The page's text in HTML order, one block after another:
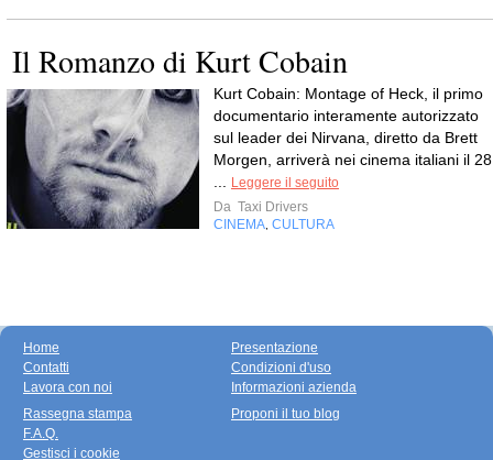
Il Romanzo di Kurt Cobain
Kurt Cobain: Montage of Heck, il primo
documentario interamente autorizzato
sul leader dei Nirvana, diretto da Brett
Morgen, arriverà nei cinema italiani il 28
Leggere il seguito
Da Taxi Drivers
CINEMA CULTURA
Home
Contatti
Lavora con noi
Presentazione
Condizioni d'uso
Informazioni azienda
Rassegna stampa
F.A.Q.
Gestisci i cookie
Proponi il tuo blog